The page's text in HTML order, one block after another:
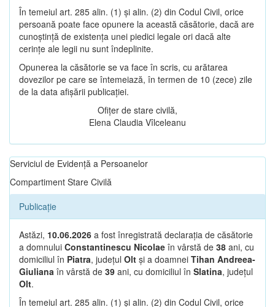
În temeiul art. 285 alin. (1) și alin. (2) din Codul Civil, orice
persoană poate face opunere la această căsătorie, dacă are
cunoștință de existența unei piedici legale ori dacă alte
cerințe ale legii nu sunt îndeplinite.
Opunerea la căsătorie se va face în scris, cu arătarea
dovezilor pe care se întemeiază, în termen de 10 (zece) zile
de la data afișării publicației.
Ofițer de stare civilă,
Elena Claudia Vîlceleanu
Serviciul de Evidență a Persoanelor
Compartiment Stare Civilă
Publicație
Astăzi, 10.06.2026 a fost înregistrată declarația de căsătorie
a domnului Constantinescu Nicolae în vârstă de 38 ani, cu
domiciliul în Piatra, județul Olt și a doamnei Tihan Andreea-
Giuliana în vârstă de 39 ani, cu domiciliul în Slatina, județul
Olt.
În temeiul art. 285 alin. (1) și alin. (2) din Codul Civil, orice